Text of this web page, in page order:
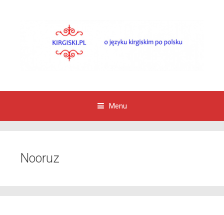
Menu
Nooruz